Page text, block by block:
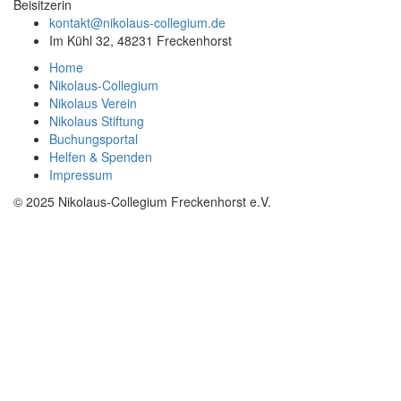
Beisitzerin
kontakt@nikolaus-collegium.de
Im Kühl 32, 48231 Freckenhorst
Home
Nikolaus-Collegium
Nikolaus Verein
Nikolaus Stiftung
Buchungsportal
Helfen & Spenden
Impressum
© 2025 Nikolaus-Collegium Freckenhorst e.V.